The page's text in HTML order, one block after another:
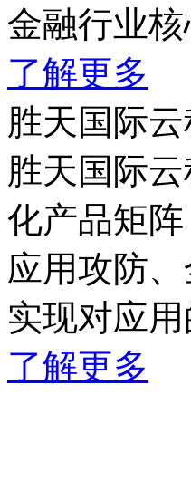
金融行业
了解更多
胜天国际
胜天国际
化产品矩阵
应用攻防
实现对应用
了解更多